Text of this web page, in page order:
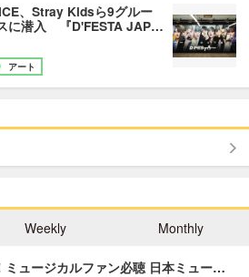
、Stray Kidsら9グルー
に潜入 『D'FESTA JAP…
アート
Weekly Monthly
ミュージカルファン必聴 日本ミュー…